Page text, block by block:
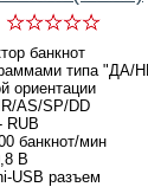
банкнот
типа "ДА/
ориентации
AS/SP/DD
RUB
банкнот/мин
В
USB разъем